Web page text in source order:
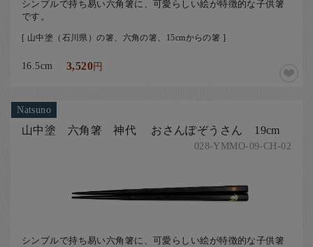
シンプルで持ち易い六角箸に、可愛らしい絵が特徴的な子供箸
です。
[ 山中塗（石川県）の箸、六角の箸、15cmからの箸 ]
16.5cm 3,520円
Natsuno
山中塗 六角箸 神代 おさんぽぞうさん 19cm
028-YMMO-09-CH-02
シンプルで持ち易い六角箸に、可愛らしい絵が特徴的な子供箸